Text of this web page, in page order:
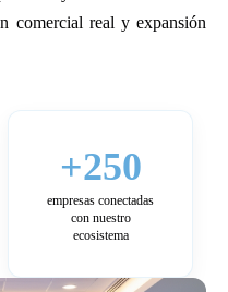
comercial real y expansión
+250
empresas conectadas
con nuestro
ecosistema